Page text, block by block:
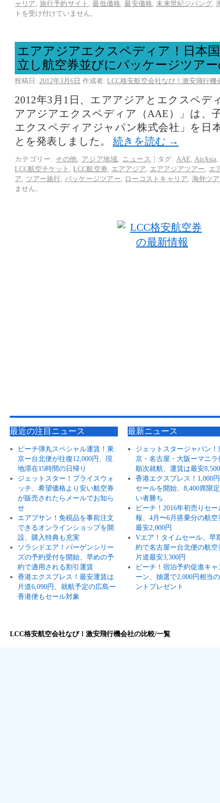
ャリア
旅行予約サイト ,最低価格 ,最安価格 未来世紀ジパング,
トを受け付けていません。
エアアジアエクスペディア！日本
立し航空券並びにパッケージツア
投稿日: 2012年3月6日 作成者: LCC格安航空会社なび！激安飛行機
2012年3月1日、エアアジアとエクスペデ
アアジアエクスペディア（AAE）」は、
エクスペディアジャパン株式会社」を日
とを発表しました。 続きを読む →
カテゴリー: その他 アジア地域 ニュース | タグ: AAE AirAsia,
LCC航空チケット
,LCC航空券 エアアジア エアアジアツアー
エ
ア
ツアー旅行 パッケージツアー ローコストキャリア
海外ツ
ません。
最近の注目ニュース
ピーチ弾丸スペシャル運賃！東
京ー台北便が往復12,000円、現
地滞在15時間の日帰り
ジェットスター！プライスウォ
ッチ、希望価格より安い航空券
が販売されたらメールでお知ら
せ
エアプサン！免税品を事前注文
できるオンラインショップを開
設、購入特典も充実
ソラシドエア！バーゲンシリー
ズの予約受付を開始、早めの予
約で適用される割引運賃
香港エクスプレス！最安運賃は
片道6,090円、就航予定の広島ー
香港便もセール対象
最新ニュース
ジェットスタージャパン！
京・名古屋・大阪ーマニラ
順次就航、運賃は最安
香港エクスプレス！1,000
セールを開始、8,400席限
い者勝ち
ピーチ！2016年初売りセー
報、4月〜6月搭乗分の航空
最安2,000円
Vエア！タイムセール、早
約で名古屋ー台北便の航空
片道最安3,300円
ピーチ！宿泊予約促進キャ
ーン、抽選で2,000円相当
ントプレゼント
LCC格安航空会社なび！激安飛行機会社の比較/一覧